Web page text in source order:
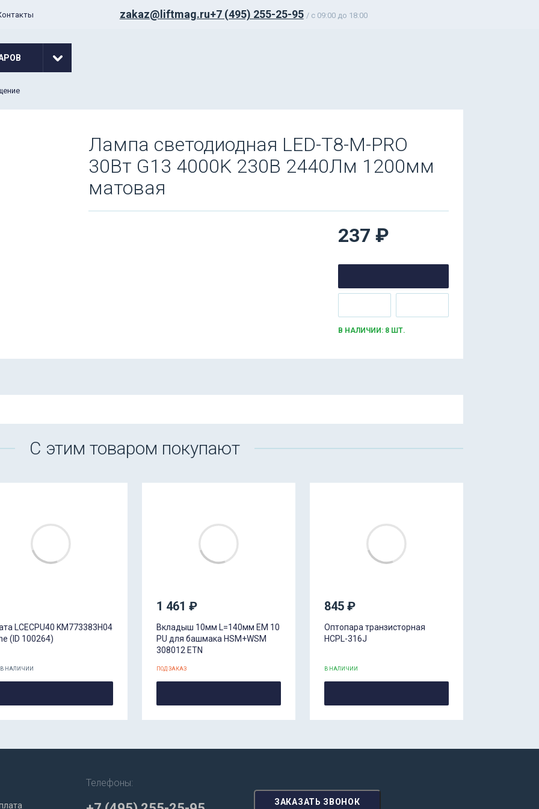
zakaz@liftmag.ru+7 (495) 255-25-95 / c 09:00 до 18:00
Лампа светодиодная LED-T8-M-PRO
30Вт G13 4000K 230В 2440Лм 1200мм
матовая
237 ₽
В НАЛИЧИИ: 8 ШТ.
С этим товаром покупают
LCECPU40 KM773383H04
(ID 100264)
В НАЛИЧИИ
1 461 ₽
Вкладыш 10мм L=140мм EM 10
PU для башмака HSM+WSM
308012 ETN
ПОД ЗАКАЗ
845 ₽
Оптопара транзисторная
HCPL-316J
В НАЛИЧИИ
Телефоны:
ЗАКАЗАТЬ ЗВОНОК